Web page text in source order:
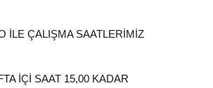
İLE ÇALIŞMA SAATLERİMİZ
İÇİ SAAT 15,00 KADAR